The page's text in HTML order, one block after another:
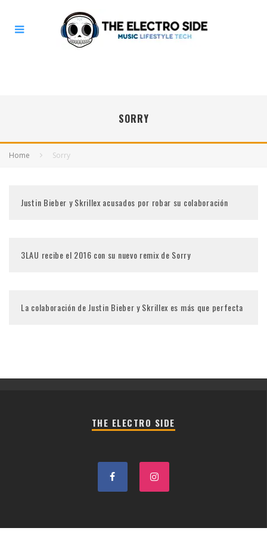
SORRY
Home Sorry
Justin Bieber y Skrillex acusados por robar su colaboración
3LAU recibe el 2016 con su nuevo remix de Sorry
La colaboración de Justin Bieber y Skrillex es más que perfecta
THE ELECTRO SIDE